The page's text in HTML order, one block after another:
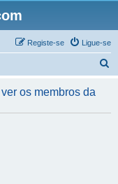
Ligue-se
Registe-se
q
os membros da